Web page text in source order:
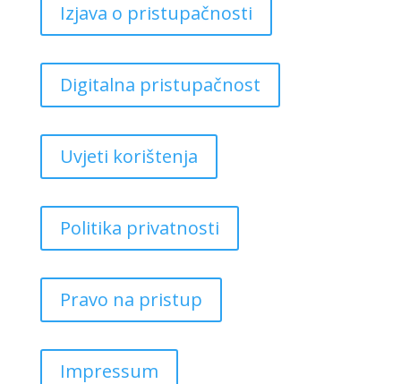
Izjava o pristupačnosti
Digitalna pristupačnost
Uvjeti korištenja
Politika privatnosti
Pravo na pristup
Impressum